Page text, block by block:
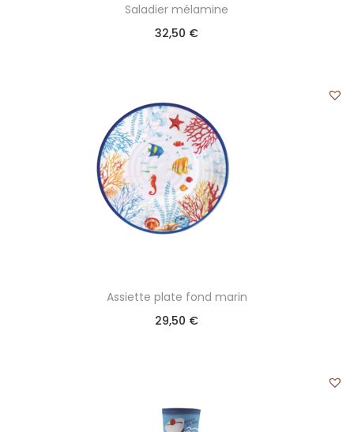
Saladier mélamine
32,50 €
Assiette plate fond marin
29,50 €